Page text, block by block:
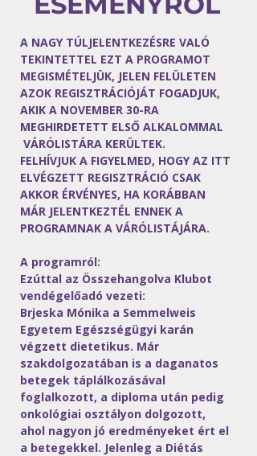
A NAGY TÚLJELENTKEZÉSRE VALÓ
TEKINTETTEL EZT A PROGRAMOT
MEGISMÉTELJÜK, JELEN FELÜLETEN
AZOK REGISZTRÁCIÓJÁT FOGADJUK,
AKIK A NOVEMBER 30-RA
MEGHIRDETETT ELSŐ ALKALOMMAL
VÁRÓLISTÁRA KERÜLTEK.
FELHÍVJUK A FIGYELMED, HOGY AZ ITT
ELVÉGZETT REGISZTRÁCIÓ CSAK
AKKOR ÉRVÉNYES, HA KORÁBBAN
MÁR JELENTKEZTÉL ENNEK A
PROGRAMNAK A VÁRÓLISTÁJÁRA.
A programról:
Ezúttal az Összehangolva Klubot
vendégelőadó vezeti:
Brjeska Mónika a Semmelweis
Egyetem Egészségügyi karán
végzett dietetikus. Már
szakdolgozatában is a daganatos
betegek táplálkozásával
foglalkozott, a diploma után pedig
onkológiai osztályon dolgozott,
ahol nagyon jó eredményeket ért el
a betegekkel. Jelenleg a Diétás